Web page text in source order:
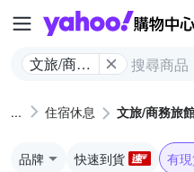
文旅/商務
住宿休息 文旅/商務旅
品牌 快速到貨 有